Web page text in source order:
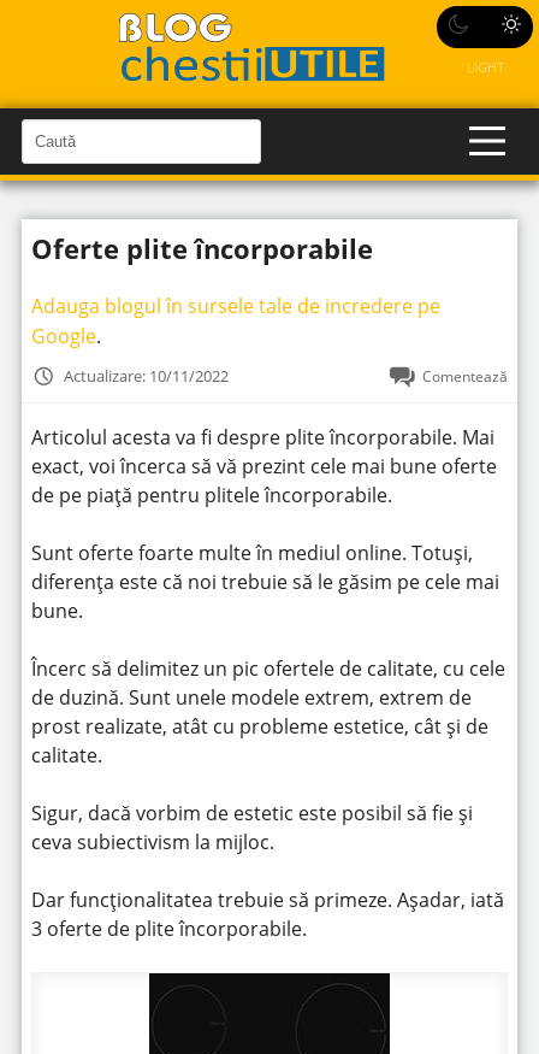
LIGHT
a
u
t
n
C
a
u
î
n
t
Oferte plite încorporabile
Adauga blogul în sursele tale de incredere pe
Google.
Actualizare: 10/11/2022 Comentează
Articolul acesta va fi despre plite încorporabile. Mai
exact, voi încerca să vă prezint cele mai bune oferte
de pe piață pentru plitele încorporabile.
Sunt oferte foarte multe în mediul online. Totuși,
diferența este că noi trebuie să le găsim pe cele mai
bune.
Încerc să delimitez un pic ofertele de calitate, cu cele
de duzină. Sunt unele modele extrem, extrem de
prost realizate, atât cu probleme estetice, cât și de
calitate.
Sigur, dacă vorbim de estetic este posibil să fie și
ceva subiectivism la mijloc.
Dar funcționalitatea trebuie să primeze. Așadar, iată
3 oferte de plite încorporabile.